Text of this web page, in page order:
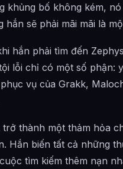
khủng bố không kém,
sẽ phải mãi mãi là
hắn phải tìm đến
lỗi chỉ có một số phận:
vụ của Grakk,
thành một thảm hỏa
Hắn biến tất cả những
tìm kiếm thêm nạn